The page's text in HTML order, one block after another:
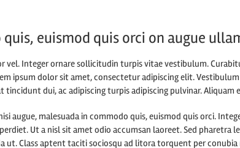
euismod quis orci on augue
vel. Integer ornare sollicitudin turpis vitae vestibulum.
ipsum dolor sit amet, consectetur adipiscing elit.
dui, ac adipiscing turpis adipiscing pulvinar.
augue, malesuada in commodo quis, euismod quis orci.
Ut a nisl sit amet odio accumsan laoreet. Sed
ut. Class aptent taciti sociosqu ad litora torquent per